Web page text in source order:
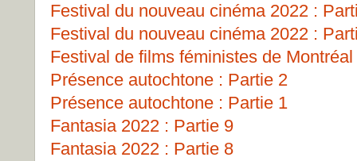
Festival du nouveau cinéma 2022 :
Festival du nouveau cinéma 2022 :
Festival de films féministes de
Présence autochtone : Partie 2
Présence autochtone : Partie 1
Fantasia 2022 : Partie 9
Fantasia 2022 : Partie 8